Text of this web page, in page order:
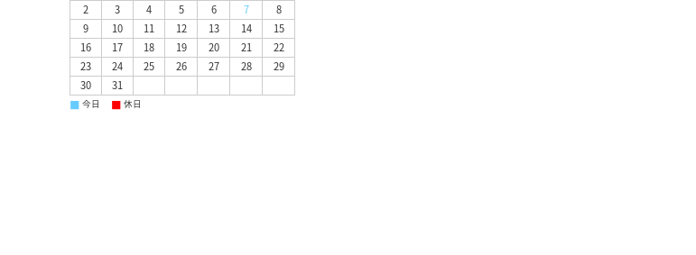
2
3 4 5 6 7
8
9
10 11 12 13 14
15
16
17 18 19 20 21
22
23
24 25 26 27 28
29
30
31
■ 今日 ■ 休日